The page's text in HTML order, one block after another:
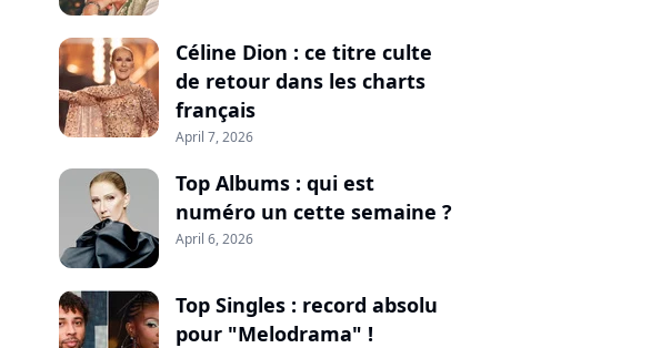
Céline Dion : ce titre culte
de retour dans les charts
français
April 7, 2026
Top Albums : qui est
numéro un cette semaine ?
April 6, 2026
Top Singles : record absolu
pour "Melodrama" !